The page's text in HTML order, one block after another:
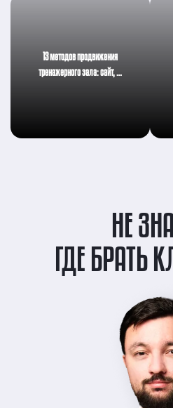
13 методов продвижения
тренажерного зала: сайт, …
ГДЕ БРАТЬ
НЕ